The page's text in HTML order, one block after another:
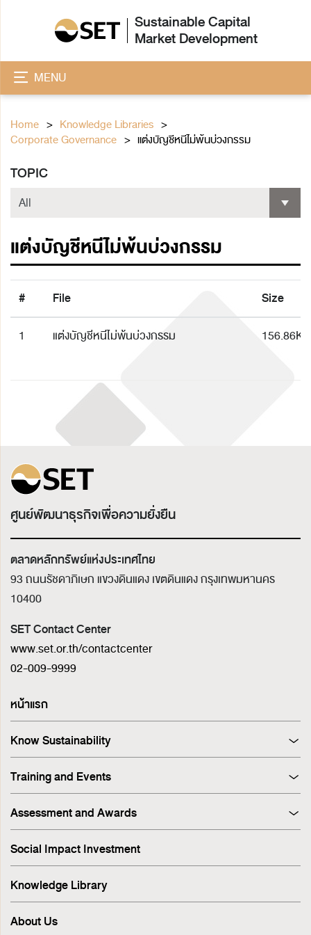
Sustainable Capital
Market Development
MENU
Home
Knowledge Libraries
Corporate Governance
แต่งบัญชีหนีไม่พ้นบ่วงกรรม
TOPIC
แต่งบัญชีหนีไม่พ้นบ่วงกรรม
# File Size
1 แต่งบัญชีหนีไม่พ้นบ่วงกรรม 156.86K
ศูนย์พัฒนาธุรกิจเพื่อความยั่งยืน
ตลาดหลักทรัพย์แห่งประเทศไทย
93 ถนนรัชดาภิเษก แขวงดินแดง เขตดินแดงกรุงเทพมหานคร
10400
SET Contact Center
www.set.or.th/contactcenter
02-009-9999
หน้าแรก
Know Sustainability
Sustainability at A Glance
Principles and Guidelines
Corporate Governance
Sustainability Management Process
Stakeholder Engagement & Materiality Analysis
ESG Risk
Sustainable Supply Chain
Environment
Innovation
Training and Events
Training
Events
Assessment and Awards
Corporate Governance Report (CGR)
SET ESG Ratings
FTSE Russell ESG Scores
ASEAN Corporate Governance Scorecard
Sustainability Index
Sustainability Awards
Social Impact Investment
Knowledge Library
About Us